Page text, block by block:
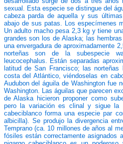
sexual. Esta especie se distingue del
cabeza parda de aquella y sus
abajo de sus patas. Los especímenes
Un adulto macho pesa 2,3 kg y tiene
grandes son los de Alaska; las
una envergadura de aproximadamente
norteñas son de la subespecie
leucocephalus. Están separadas
latitud de San Francisco; las
costa del Atlántico, viéndoselas en
Audubon del águila de Washington fue
Washington. Las águilas que parecen
de Alaska hicieron proponer como
pero la variación es clinal y sigue la
cabeciblanco forma una especie par
albicilla). Se produjo la divergencia
Temprano (ca. 10 millones de años al
fósiles están correctamente asignados